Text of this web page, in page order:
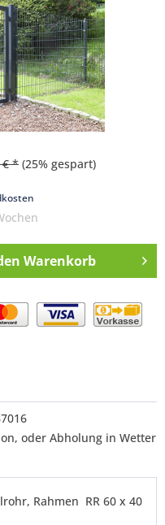
€ * (25% gespart)
Warenkorb
oder Abholung in Wetter
Rahmen RR 60 x 40